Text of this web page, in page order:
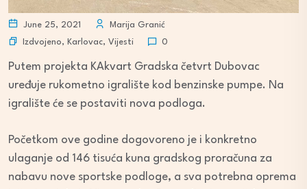
June 25, 2021
Marija Granić
Izdvojeno, Karlovac, Vijesti 0
Putem projekta KAkvart Gradska četvrt Dubovac
uređuje rukometno igralište kod benzinske pumpe. Na
igralište će se postaviti nova podloga.
Početkom ove godine dogovoreno je i konkretno
ulaganje od 146 tisuća kuna gradskog proračuna za
nabavu nove sportske podloge, a sva potrebna oprema